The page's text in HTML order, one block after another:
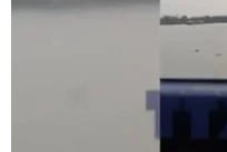
Ngày 14/6, các nghị
thông qua văn bản
tảng của bộ luật
các hệ thống Trí tuệ